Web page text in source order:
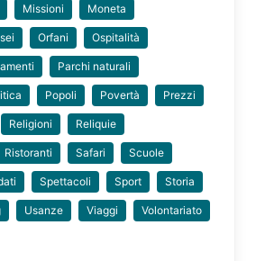
Missioni Moneta
Orfani Ospitalità
Parchi naturali
Popoli Povertà Prezzi
Religioni Reliquie
Ristoranti Safari Scuole
Spettacoli Sport Storia
Usanze Viaggi Volontariato